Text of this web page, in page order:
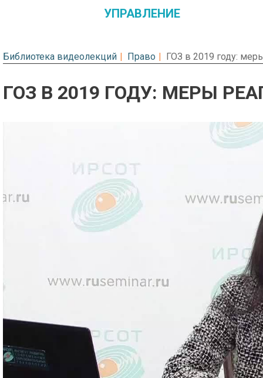
УПРАВЛЕНИЕ
Библиотека видеолекций Право ГОЗ в 2019 году:
ГОЗ В 2019 ГОДУ: МЕРЫ
Предварительный просмотр.